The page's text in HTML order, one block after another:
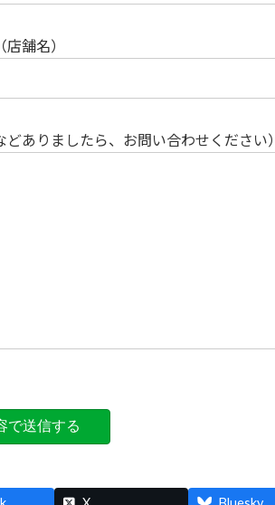
舗名）
どありましたら、お問い合わせください）